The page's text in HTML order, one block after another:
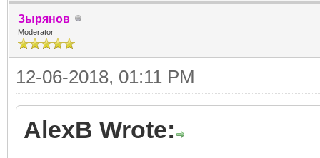
Зырянов
Moderator
12-06-2018, 01:11 PM
AlexB Wrote: